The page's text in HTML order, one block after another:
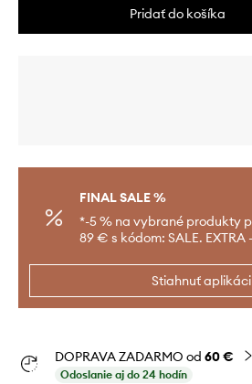
Pridať do košíka
FINAL SALE %
*-5 % na vybrané produkty
89 € s kódom: SALE. EXTRA
Stiahnuť
DOPRAVA ZADARMO od 60 €
Odoslanie aj do 24 hodín